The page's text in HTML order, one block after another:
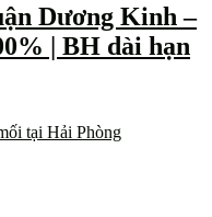
Dương Kinh –
| BH dài hạn
tại Hải Phòng